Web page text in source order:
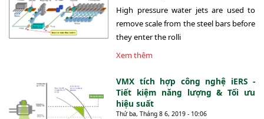
High pressure water jets are used to
remove scale from the steel bars before
they enter the rolli
Xem thêm
VMX tích hợp công nghệ iERS -
Tiết kiệm năng lượng & Tối ưu
hiệu suất
Thứ ba, Tháng 8 6, 2019 - 10:06